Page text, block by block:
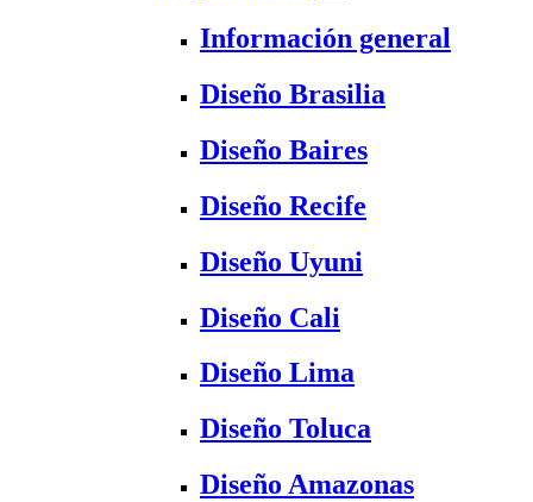
Información general
Diseño Brasilia
Diseño Baires
Diseño Recife
Diseño Uyuni
Diseño Cali
Diseño Lima
Diseño Toluca
Diseño Amazonas